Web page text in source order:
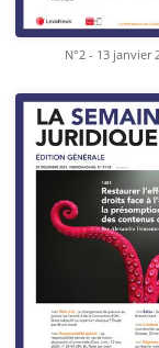
N°2 - 13 janvier